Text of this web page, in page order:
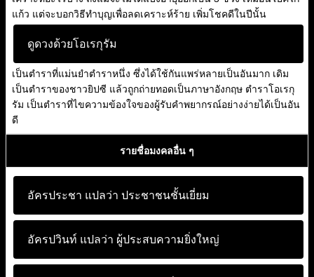
แก้ว แต่จะบอกวิธีทำบุญเพื่อลดเคราะห์ร้าย เพิ่มโชคดีในปีนั้น
ดูดวงด้วยโอเรกุรัม
เป็นตำราที่แม่นยำตำราหนึ่ง ซึ่งได้ใช้กันแพร่หลายเป็นอันมาก เดิม
เป็นตำราของชาวยิปซี แล้วถูกถ่ายทอดเป็นภาษาอังกฤษ ตำราโอเรกุ
รัม เป็นตำราที่ไขความข้องใจของผู้รับคำพยากรณ์อย่างง่ายได้เป็นอัน
ดี
รายชื่อมงคลอื่น ๆ
อัครประชา แปลว่า ประชาชนชั้นเยี่ยม
อัครปวินท์ แปลว่า ผู้ประสบความยิ่งใหญ่